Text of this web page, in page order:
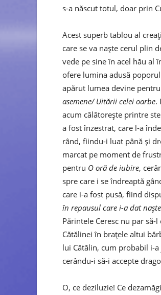
s-a născut totul, doar prin
Acest superb tablou al
care se va naște cerul plin
vede pe sine în acel hău al
ofere lumina adusă
apărut lumea devine
asemene/ Uitării celei oarbe.
acum călătorește printre
a fost înzestrat, care l-a
rând, fiindu-i luat până și
marcat pe moment de
pentru O oră de iubire,
spre care i se îndreaptă
care i-a fost pusă, fiind
în repausul care i-a dat
Părintele Ceresc nu par
Cătălinei în brațele altui
lui Cătălin, cum probabil i-
cerându-i să-i accepte
O, ce deziluzie! Ce